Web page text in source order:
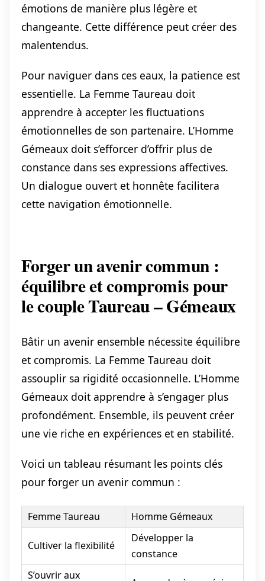
émotions de manière plus légère et
changeante. Cette différence peut créer des
malentendus.
Pour naviguer dans ces eaux, la patience est
essentielle. La Femme Taureau doit
apprendre à accepter les fluctuations
émotionnelles de son partenaire. L’Homme
Gémeaux doit s’efforcer d’offrir plus de
constance dans ses expressions affectives.
Un dialogue ouvert et honnête facilitera
cette navigation émotionnelle.
Forger un avenir commun :
équilibre et compromis pour
le couple Taureau – Gémeaux
Bâtir un avenir ensemble nécessite équilibre
et compromis. La Femme Taureau doit
assouplir sa rigidité occasionnelle. L’Homme
Gémeaux doit apprendre à s’engager plus
profondément. Ensemble, ils peuvent créer
une vie riche en expériences et en stabilité.
Voici un tableau résumant les points clés
pour forger un avenir commun :
Femme Taureau Homme Gémeaux
Cultiver la flexibilité
Développer la
constance
S’ouvrir aux